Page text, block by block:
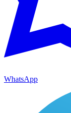
WhatsApp